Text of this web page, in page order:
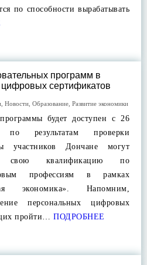
по способности вырабатывать
программ в
сертификатов
Новости Образование Развитие экономики
будет доступен с 26
результатам проверки
участников Дончане могут
свою квалификацию по
профессиям в рамках
экономика». Напомним,
персональных цифровых
пройти… ПОДРОБНЕЕ